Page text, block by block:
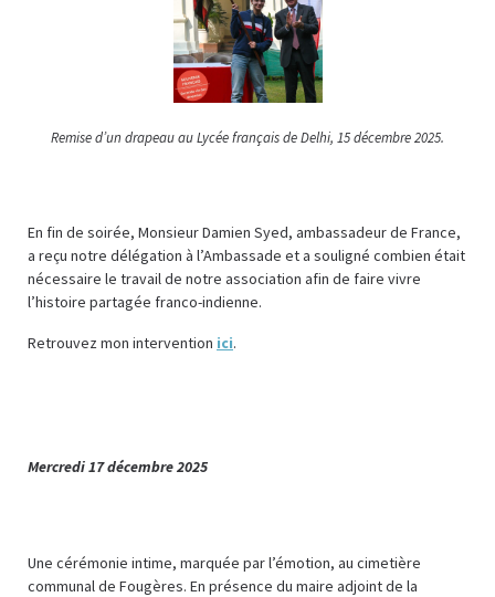
Remise d’un drapeau au Lycée français de Delhi, 15 décembre 2025.
En fin de soirée, Monsieur Damien Syed, ambassadeur de France,
a reçu notre délégation à l’Ambassade et a souligné combien était
nécessaire le travail de notre association afin de faire vivre
l’histoire partagée franco-indienne.
Retrouvez mon intervention ici.
Mercredi 17 décembre 2025
Une cérémonie intime, marquée par l’émotion, au cimetière
communal de Fougères. En présence du maire adjoint de la